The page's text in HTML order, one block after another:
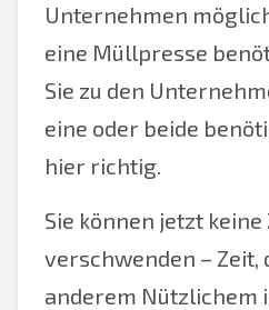
Unternehmen
eine Müllpresse
Sie zu den
eine oder beide
hier richtig.
Sie können jetzt
verschwenden – Zeit,
anderem Nützlichem